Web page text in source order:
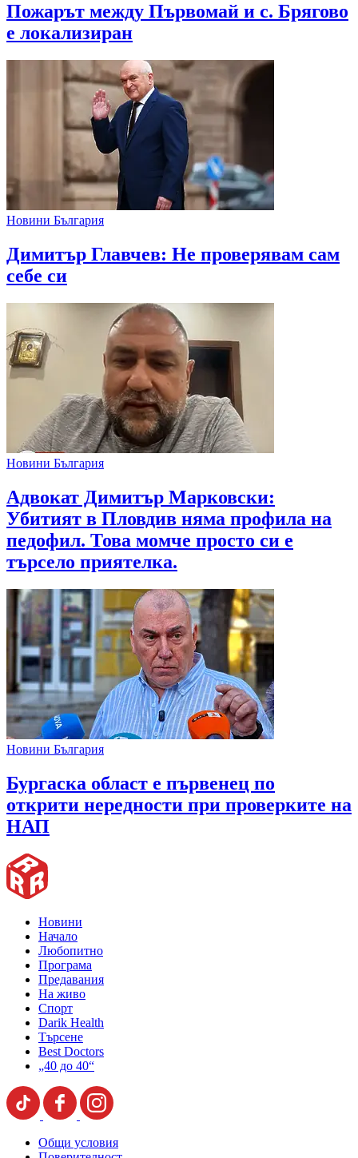
Пожарът между Първомай и с. Брягово
е локализиран
Новини България
Димитър Главчев: Не проверявам сам
себе си
Новини България
Адвокат Димитър Марковски:
Убитият в Пловдив няма профила на
педофил. Това момче просто си е
търсело приятелка.
Новини България
Бургаска област е първенец по
открити нередности при проверките на
НАП
Новини
Начало
Любопитно
Програма
Предавания
На живо
Спорт
Darik Health
Търсене
Best Doctors
„40 до 40“
Общи условия